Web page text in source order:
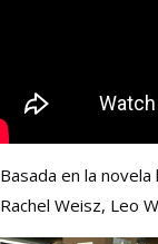
Basada en la
Rachel Weisz, Leo